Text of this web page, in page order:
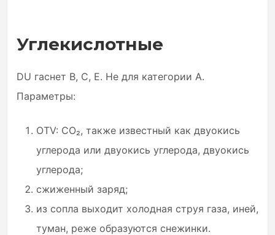
Углекислотные
DU гаснет B, C, E. Не для категории A.
Параметры:
OTV: CO₂, также известный как двуокись
углерода или двуокись углерода, двуокись
углерода;
сжиженный заряд;
из сопла выходит холодная струя газа, иней,
туман, реже образуются снежинки.